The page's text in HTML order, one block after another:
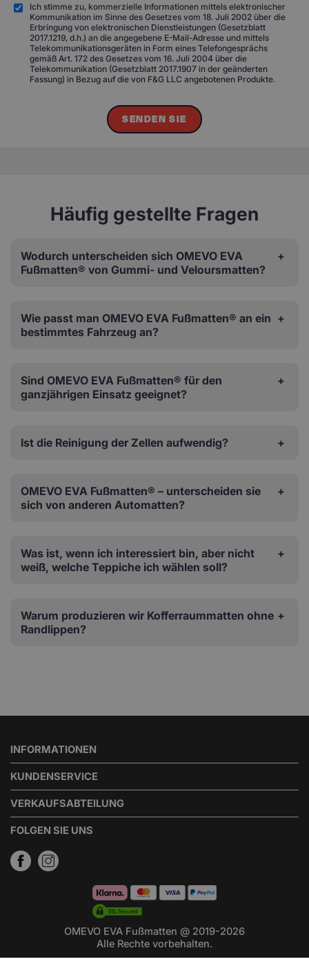
Ich stimme zu, kommerzielle Informationen mittels elektronischer
Kommunikation im Sinne des Gesetzes vom 18. Juli 2002 über die
Erbringung von elektronischen Dienstleistungen (Gesetzblatt
2017.1219, d.h.) an die angegebene E-Mail-Adresse und mittels
Telekommunikationsgeräten in Form eines Telefongesprächs
gemäß Art. 172 des Gesetzes vom 16. Juli 2004 über die
Telekommunikation (Gesetzblatt 2017.1907 in der geänderten
Fassung) in Bezug auf die von F&G LLC angebotenen Produkte.
SENDEN SIE
Häufig gestellte Fragen
Wodurch unterscheiden sich OMEVO EVA
Fußmatten® von Gummi- und Veloursmatten?
Wie passt man OMEVO EVA Fußmatten® an ein
bestimmtes Fahrzeug an?
Sind OMEVO EVA Fußmatten® für den
ganzjährigen Einsatz geeignet?
Ist die Reinigung der Zellen aufwendig?
OMEVO EVA Fußmatten® – unterscheiden sie
sich von anderen Automatten?
Was ist, wenn ich interessiert bin, aber nicht
weiß, welche Teppiche ich wählen soll?
Warum produzieren wir Kofferraummatten ohne
Randlippen?
INFORMATIONEN
KUNDENSERVICE
VERKAUFSABTEILUNG
FOLGEN SIE UNS
OMEVO EVA Fußmatten @ 2019-2026
Alle Rechte vorbehalten.